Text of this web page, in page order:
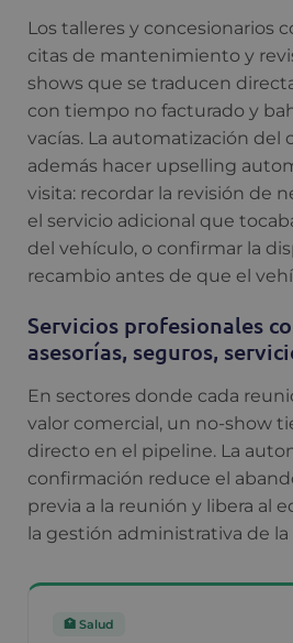
Los talleres y concesionarios
citas de mantenimiento y
shows que se traducen
con tiempo no facturado y
vacías. La automatización del
además hacer upselling
visita: recordar la revisión de
el servicio adicional que
del vehículo, o confirmar la
recambio antes de que el
Servicios profesionales
asesorías, seguros,
En sectores donde cada
valor comercial, un no-show
directo en el pipeline. La
confirmación reduce el
previa a la reunión y libera al
la gestión administrativa de la
🏥 Salud